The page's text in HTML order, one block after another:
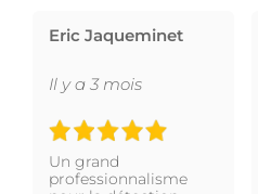
Eric Jaqueminet
Il y a 3 mois
Un grand
professionnalisme